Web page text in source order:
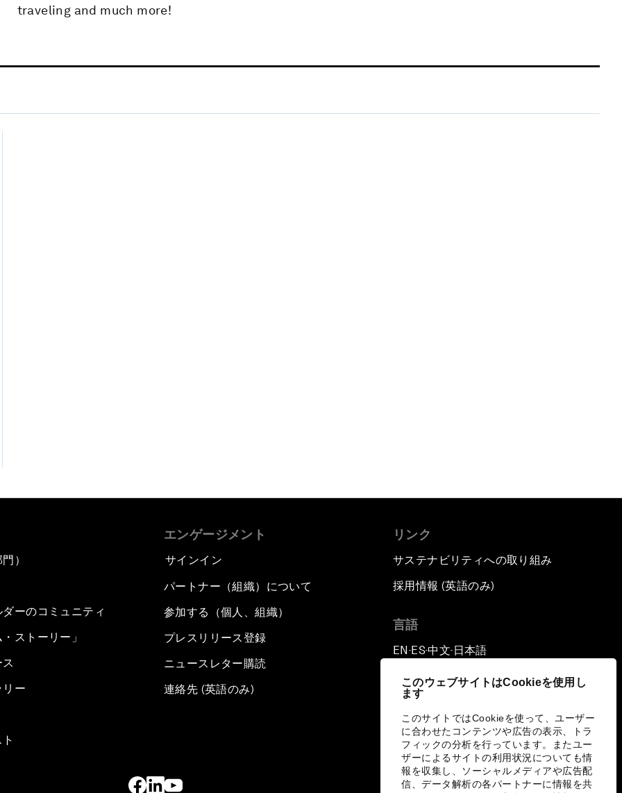
このウェブサイトはCookieを使用し
ます
このサイトではCookieを使って、ユーザー
に合わせたコンテンツや広告の表示、トラ
フィックの分析を行っています。またユー
ザーによるサイトの利用状況についても情
報を収集し、ソーシャルメディアや広告配
信、データ解析の各パートナーに情報を共
traveling and much more!
）
ーのコミュニティ
ストーリー」
ー
エンゲージメント
サインイン
パートナー（組織）について
参加する（個人、組織）
プレスリリース登録
ニュースレター購読
連絡先 (英語のみ)
リンク
サステナビリティへの取り組み
採用情報 (英語のみ)
言語
EN ▪ ES▪中文▪ 日本語